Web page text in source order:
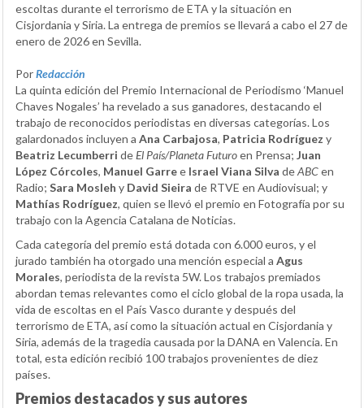
escoltas durante el terrorismo de ETA y la situación en
Cisjordania y Siria. La entrega de premios se llevará a cabo el 27 de
enero de 2026 en Sevilla.
PorRedacción
La quinta edición del Premio Internacional de Periodismo ‘Manuel
Chaves Nogales’ ha revelado a sus ganadores, destacando el
trabajo de reconocidos periodistas en diversas categorías. Los
galardonados incluyen a Ana Carbajosa, Patricia Rodríguez y
Beatriz Lecumberri deEl País/Planeta Futuroen Prensa; Juan
López Córcoles, Manuel Garree Israel Viana Silva deABCen
Radio; Sara Mosleh y David Sieira de RTVE en Audiovisual; y
Mathías Rodríguez, quien se llevó el premio en Fotografía por su
trabajo con la Agencia Catalana de Noticias.
Cada categoría del premio está dotada con 6.000 euros, y el
jurado también ha otorgado una mención especial a Agus
Morales, periodista de la revista 5W. Los trabajos premiados
abordan temas relevantes como el ciclo global de la ropa usada, la
vida de escoltas en el País Vasco durante y después del
terrorismo de ETA, así como la situación actual en Cisjordania y
Siria, además de la tragedia causada por la DANA en Valencia. En
total, esta edición recibió 100 trabajos provenientes de diez
países.
Premios destacados y sus autores